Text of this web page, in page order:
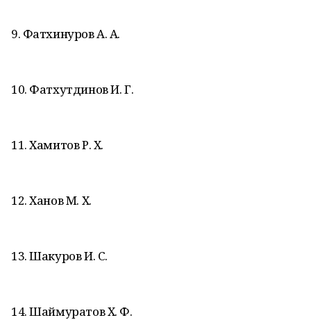
9. Фатхинуров А. А.
10. Фатхутдинов И. Г.
11. Хамитов Р. Х.
12. Ханов М. Х.
13. Шакуров И. С.
14. Шаймуратов Х. Ф.